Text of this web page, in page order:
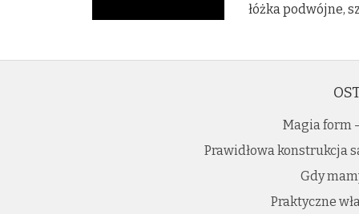
łóżka podwójne,
Magia form
Prawidłowa konstrukcja
Gdy
Praktyczne